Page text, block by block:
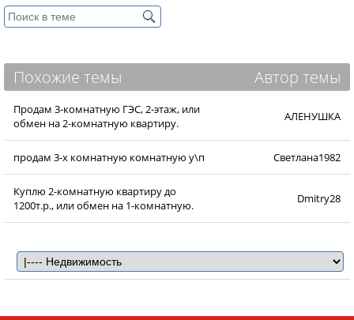
Похожие темы Автор темы
Продам 3-комнатную ГЭС, 2-этаж, или
обмен на 2-комнатную квартиру.
АЛЕНУШКА
продам 3-х комнатную комнатную у\п Светлана1982
Куплю 2-комнатную квартиру до
1200т.р., или обмен на 1-комнатную.
Dmitry28